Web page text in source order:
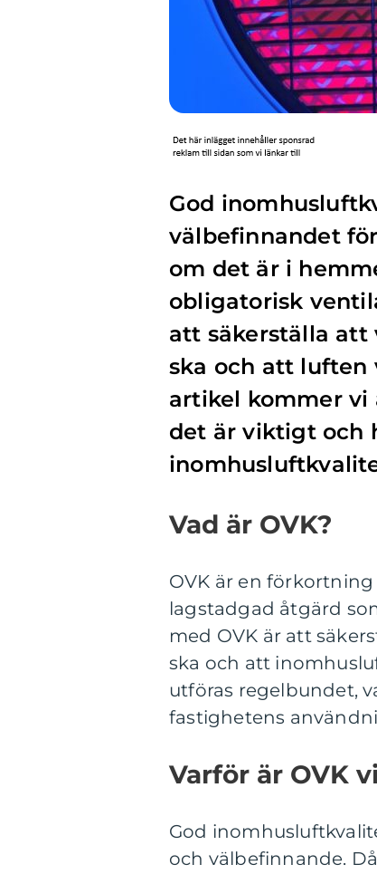
God
välbefinnandet
om det är i
obligatorisk
att säkerställa att
ska och att luften
artikel kommer vi
det är viktigt och
Vad är OVK?
OVK är en
lagstadgad åtgärd
med OVK är att
ska och att
utföras regelbundet,
fastighetens
Varför är OVK
God
och välbefinnande.